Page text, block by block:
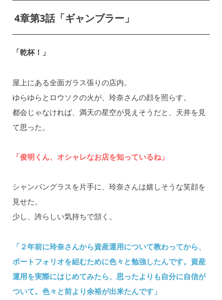
4章第3話「ギャンブラー」
「乾杯！」
屋上にある全面ガラス張りの店内。
ゆらゆらとロウソクの火が、玲奈さんの顔を照らす。
都会じゃなければ、満天の星空が見えそうだと、天井を見
て思った。
「俊明くん、オシャレなお店を知っているね」
シャンパングラスを片手に、玲奈さんは嬉しそうな笑顔を
見せた。
少し、誇らしい気持ちで頷く。
「２年前に玲奈さんから資産運用について教わってから、
ポートフォリオを組むために色々と勉強したんです。資産
運用を実際にはじめてみたら、思ったよりも自分に自信が
ついて。色々と前より余裕が出来たんです」